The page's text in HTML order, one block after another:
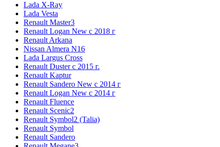
Lada X-Ray
Lada Vesta
Renault Master3
Renault Logan New с 2018 г
Renault Arkana
Nissan Almera N16
Lada Largus Cross
Renault Duster с 2015 г.
Renault Kaptur
Renault Sandero New с 2014 г
Renault Logan New с 2014 г
Renault Fluence
Renault Scenic2
Renault Symbol2 (Talia)
Renault Symbol
Renault Sandero